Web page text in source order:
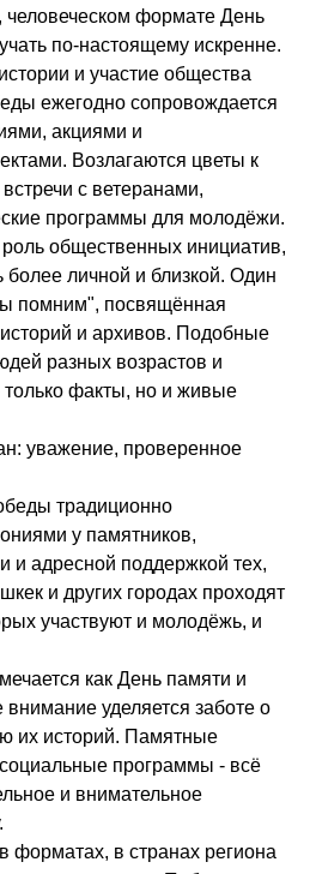
формате День
по-настоящему искренне.
и участие общества
ежегодно сопровождается
акциями и
Возлагаются цветы к
с ветеранами,
программы для молодёжи.
общественных инициатив,
личной и близкой. Один
помним", посвящённая
и архивов. Подобные
разных возрастов и
только факты, но и живые
уважение, проверенное
традиционно
у памятников,
и адресной поддержкой тех,
и других городах проходят
участвуют и молодёжь, и
как День памяти и
внимание уделяется заботе о
их историй. Памятные
программы - всё
и внимательное
форматах, в странах региона